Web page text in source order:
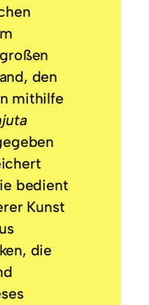
den
mithilfe
bedient
Kunst
die